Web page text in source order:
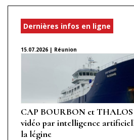
Dernières infos en ligne
15.07.2026 | Réunion
CAP BOURBON et THALOS
vidéo par intelligence
la légine